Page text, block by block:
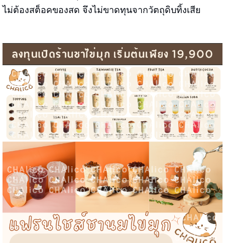
ไม่ต้องสต็อคของสด จึงไม่ขาดทุนจากวัตถุดิบทิ้งเสีย